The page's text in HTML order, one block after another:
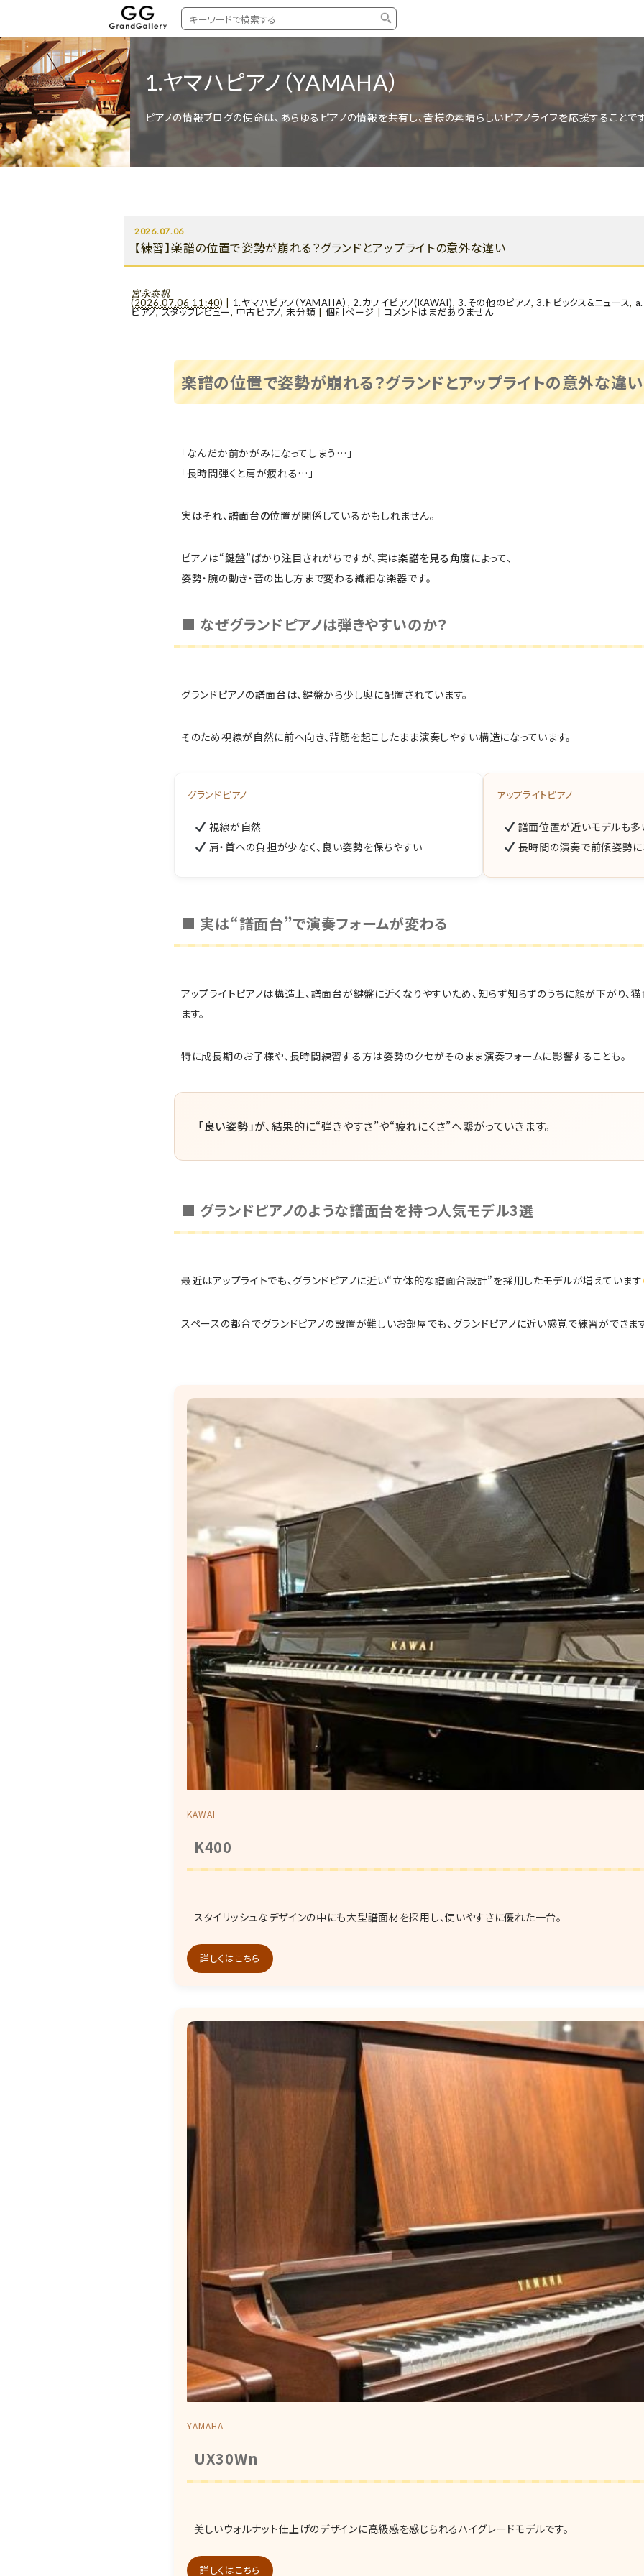
タイプ
中古グランドピアノ
中古アップライトピアノ
新品ピアノ
コンサートグランドピアノ
YAMAHA
KAWAI
STEINWAY&SONS
DIAPASON
もっとみる
ピア
1.ヤマハピアノ（YAMAHA）
ピアノの情報ブログの使命は、あらゆるピアノの情報を共有し、皆様の素晴らしいピアノライフを応援することです
2026.07.06
【練習】楽譜の位置で姿勢が崩れる？グランドとアップライトの意外な違い
宮永泰帆
(2026.07.06 11:40) 1.ヤマハピアノ（YAMAHA） , 2.カワイピアノ(KAWAI),3.その他のピアノ, 3.トピックス&ニュース,
ピアノ,スタッフレビュー, 中古ピアノ,未分類 個別ページ コメントはまだありません
楽譜の位置で姿勢が崩れる？グランドとアップライトの意外な違い
「なんだか前かがみになってしまう…」
「長時間弾くと肩が疲れる…」
実はそれ、譜面台の位置が関係しているかもしれません。
ピアノは“鍵盤”ばかり注目されがちですが、実は楽譜を見る角度によって、
姿勢・腕の動き・音の出し方まで変わる繊細な楽器です。
■ なぜグランドピアノは弾きやすいのか？
グランドピアノの譜面台は、鍵盤から少し奥に配置されています。
そのため視線が自然に前へ向き、背筋を起こしたまま演奏しやすい構造になっています。
グランドピアノ
視線が自然
肩・首への負担が少なく、良い姿勢を保ちやすい
アップライトピアノ
譜面位置が近いモデルも多
長時間の演奏で前傾姿勢
■ 実は“譜面台”で演奏フォームが変わる
アップライトピアノは構造上、譜面台が鍵盤に近くなりやすいため、知らず知らずのうちに顔が下がり、
ます。
特に成長期のお子様や、長時間練習する方は姿勢のクセがそのまま演奏フォームに影響することも。
「良い姿勢」が、結果的に“弾きやすさ”や“疲れにくさ”へ繋がっていきます。
■ グランドピアノのような譜面台を持つ人気モデル3選
最近はアップライトでも、グランドピアノに近い“立体的な譜面台設計”を採用したモデルが増えています
スペースの都合でグランドピアノの設置が難しいお部屋でも、グランドピアノに近い感覚で練習ができま
KAWAI
K400
スタイリッシュなデザインの中にも大型譜面材を採用し、使いやすさに優れた一台。
詳しくはこちら
YAMAHA
UX30Wn
美しいウォルナット仕上げのデザインに高級感を感じられるハイグレードモデルです。
詳しくはこちら